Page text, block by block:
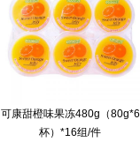
可康甜橙味果冻480g（80g*6
杯）*16组/件